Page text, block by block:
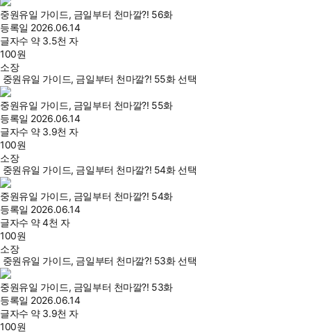
중원유일 가이드, 금일부터 천마깔?! 56화
등록일 2026.06.14
글자수 약 3.5천 자
100원
소장
중원유일 가이드, 금일부터 천마깔?! 55화 선택
중원유일 가이드, 금일부터 천마깔?! 55화
등록일 2026.06.14
글자수 약 3.9천 자
100원
소장
중원유일 가이드, 금일부터 천마깔?! 54화 선택
중원유일 가이드, 금일부터 천마깔?! 54화
등록일 2026.06.14
글자수 약 4천 자
100원
소장
중원유일 가이드, 금일부터 천마깔?! 53화 선택
중원유일 가이드, 금일부터 천마깔?! 53화
등록일 2026.06.14
글자수 약 3.9천 자
100원